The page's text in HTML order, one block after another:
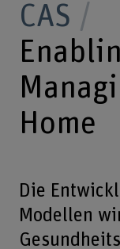
CAS
Home
Die
Modellen